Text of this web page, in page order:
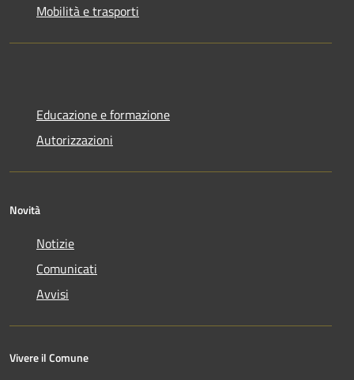
Mobilità e trasporti
Educazione e formazione
Autorizzazioni
Novità
Notizie
Comunicati
Avvisi
Vivere il Comune